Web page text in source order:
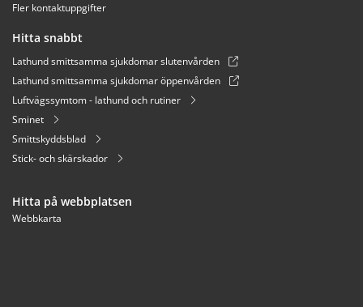
Fler kontaktuppgifter
Hitta snabbt
Lathund smittsamma sjukdomar slutenvården
Lathund smittsamma sjukdomar öppenvården
Luftvägssymtom - lathund och rutiner
Sminet
Smittskyddsblad
Stick- och skärskador
Hitta på webbplatsen
Webbkarta